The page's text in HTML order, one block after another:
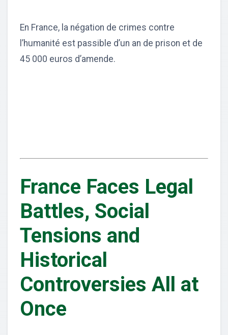
En France, la négation de crimes contre
l’humanité est passible d’un an de prison et de
45 000 euros d’amende.
France Faces Legal
Battles, Social
Tensions and
Historical
Controversies All at
Once